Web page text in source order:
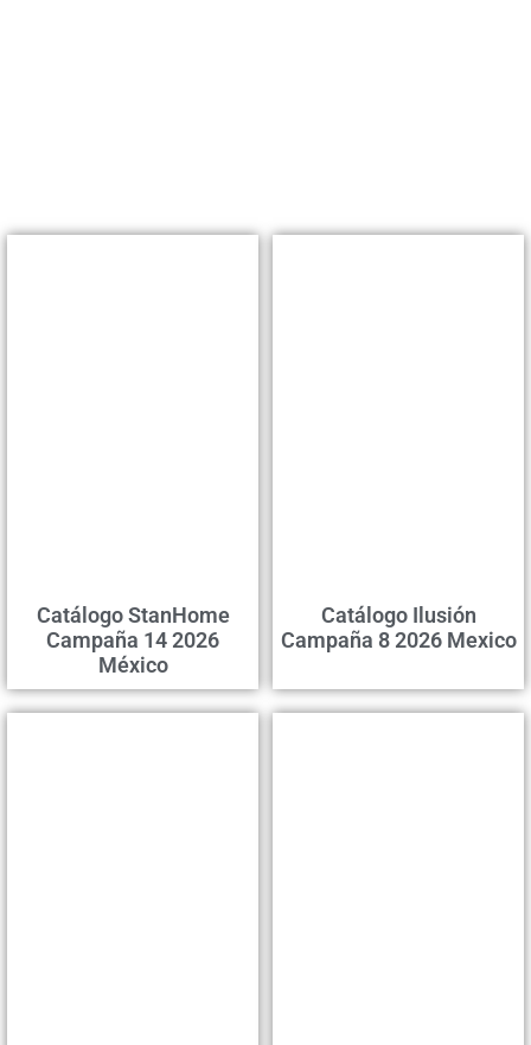
Сatálogo StanHome
Campaña 14 2026
México
Catálogo Ilusión
Campaña 8 2026 Mexico